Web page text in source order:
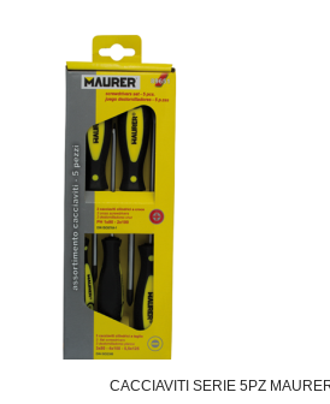
CACCIAVITI SERIE 5PZ